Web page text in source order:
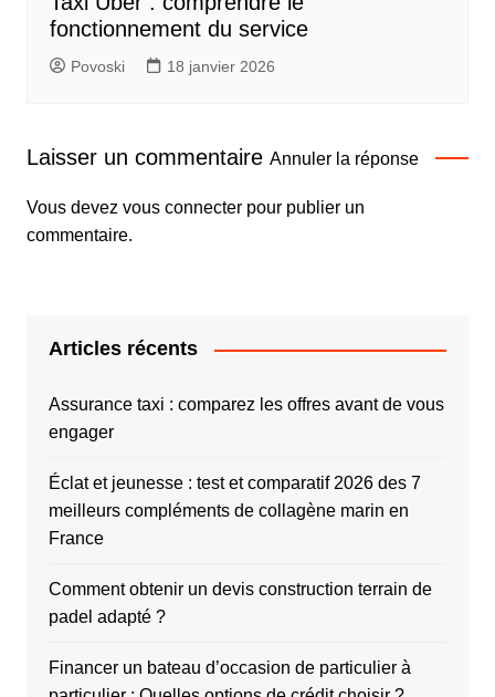
fonctionnement du service
Povoski 18 janvier 2026
Laisser un commentaire Annuler la réponse
Vous devez vous connecterpour publier un
commentaire.
Articles récents
Assurance taxi : comparez les offres avant de vous
engager
Éclat et jeunesse : test et comparatif 2026 des 7
meilleurs compléments de collagène marin en
France
Comment obtenir un devis construction terrain de
padel adapté ?
Financer un bateau d’occasion de particulier à